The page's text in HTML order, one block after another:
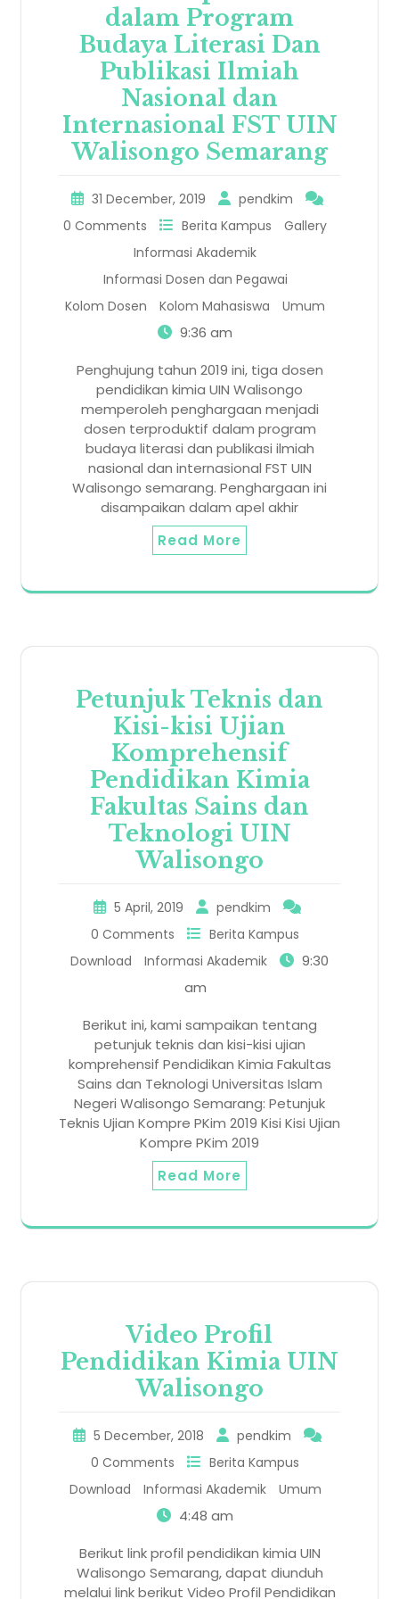
dalam Program
Budaya Literasi Dan
Publikasi Ilmiah
Nasional dan
Internasional FST UIN
Walisongo Semarang
31 December, 2019
pendkim
0 Comments
Berita Kampus
Gallery
Informasi Akademik
Informasi Dosen dan Pegawai
Kolom Dosen
Kolom Mahasiswa Umum
9:36 am
Penghujung tahun 2019 ini, tiga dosen
pendidikan kimia UIN Walisongo
memperoleh penghargaan menjadi
dosen terproduktif dalam program
budaya literasi dan publikasi ilmiah
nasional dan internasional FST UIN
Walisongo semarang. Penghargaan ini
disampaikan dalam apel akhir
Read More
Petunjuk Teknis dan
Kisi-kisi Ujian
Komprehensif
Pendidikan Kimia
Fakultas Sains dan
Teknologi UIN
Walisongo
5 April, 2019
pendkim
0 Comments
Berita Kampus
Download
Informasi Akademik
9:30
am
Berikut ini, kami sampaikan tentang
petunjuk teknis dan kisi-kisi ujian
komprehensif Pendidikan Kimia Fakultas
Sains dan Teknologi Universitas Islam
Negeri Walisongo Semarang: Petunjuk
Teknis Ujian Kompre PKim 2019 Kisi Kisi Ujian
Kompre PKim 2019
Read More
Video Profil
Pendidikan Kimia UIN
Walisongo
5 December, 2018
pendkim
0 Comments
Berita Kampus
Download
Informasi Akademik Umum
4:48 am
Berikut link profil pendidikan kimia UIN
Walisongo Semarang, dapat diunduh
melalui link berikut Video Profil Pendidikan